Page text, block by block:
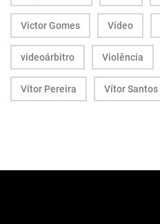
Victor Gomes Vídeo
videoárbitro Violência
Vítor Pereira Vítor Santos